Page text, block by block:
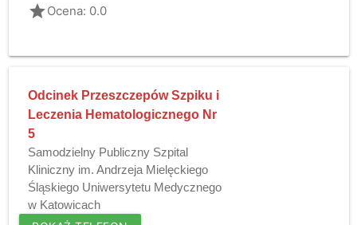
gradeOcena: 0.0
Odcinek Przeszczepów Szpiku i
Leczenia Hematologicznego Nr
5
Samodzielny Publiczny Szpital
Kliniczny im. Andrzeja Mielęckiego
Śląskiego Uniwersytetu Medycznego
w Katowicach